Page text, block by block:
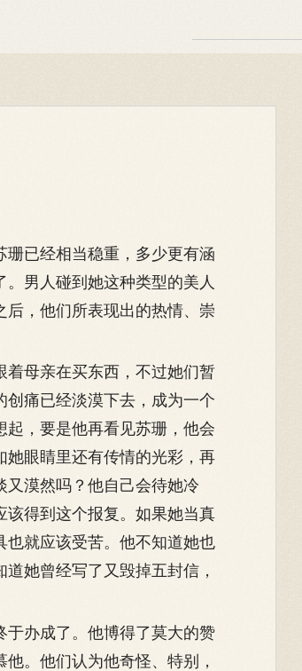
已经相当稳重，多少更有涵
男人碰到她这种类型的美人
后，他们所表现出的热情、崇
母亲在买东西，不过她们暂
痛已经淡漠下去，成为一个
，要是他再看见苏珊，他会
眼睛里还有传情的光彩，再
又漠然吗？他自己会待她冷
该得到这个报复。如果她当真
也就应该受苦。他不知道她也
她曾经写了又毁掉五封信，
办成了。他博得了莫大的赞
。他们认为他奇怪、特别，